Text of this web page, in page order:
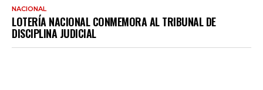
NACIONAL
LOTERÍA NACIONAL CONMEMORA AL TRIBUNAL DE
DISCIPLINA JUDICIAL